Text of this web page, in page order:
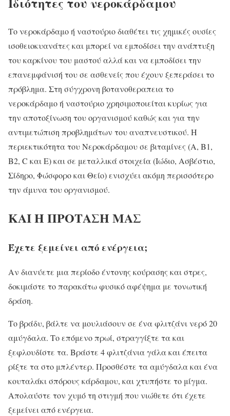
Το νεροκάρδαμο ή ναστούριο διαθέτει τις χημικές ουσίες
ισοθειοκυανάτες και μπορεί να εμποδίσει την ανάπτυξη
του καρκίνου του μαστού αλλά και να εμποδίσει την
επανεμφάνισή του σε ασθενείς που έχουν ξεπεράσει το
πρόβλημα. Στη σύγχρονη βοτανοθεραπεια το
νεροκάρδαμο ή ναστούριο χρησιμοποιείται κυρίως για
την αποτοξίνωση του οργανισμού καθώς και για την
αντιμετώπιση προβλημάτων του αναπνευστικού. Η
περιεκτικότητα του Νεροκάρδαμου σε βιταμίνες (Α, B1,
B2, C και Ε) και σε μεταλλικά στοιχεία (Ιώδιο, Ασβέστιο,
Σίδηρο, Φώσφορο και Θείο) ενισχύει ακόμη περισσότερο
την άμυνα του οργανισμού.
ΚΑΙ Η ΠΡΟΤΑΣΗ ΜΑΣ
Έχετε ξεμείνει από ενέργεια;
Αν διανύετε μια περίοδο έντονης κούρασης και στρες,
δοκιμάστε το παρακάτω φυσικό αφέψημα με τονωτική
δράση.
Το βράδυ, βάλτε να μουλιάσουν σε ένα φλιτζάνι νερό 20
αμύγδαλα. Το επόμενο πρωί, στραγγίξτε τα και
ξεφλουδίστε τα. Βράστε 4 φλιτζάνια γάλα και έπειτα
ρίξτε τα στο μπλέντερ. Προσθέστε τα αμύγδαλα και ένα
κουταλάκι σπόρους κάρδαμου, και χτυπήστε το μίγμα.
Απολαύστε τον χυμό τη στιγμή που νιώθετε ότι έχετε
ξεμείνει από ενέργεια.